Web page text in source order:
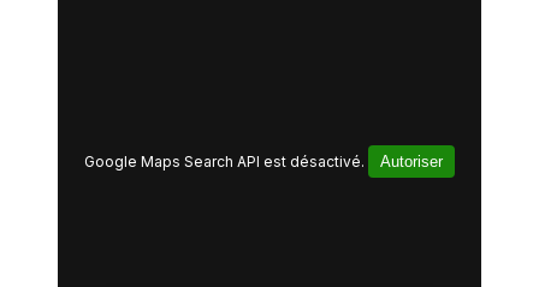
Google Maps Search API est désactivé. Autoriser